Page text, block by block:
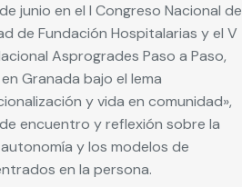
junio en el I Congreso Nacional de
de Fundación Hospitalarias y el V
Asprogrades Paso a Paso,
Granada bajo el lema
y vida en comunidad»,
encuentro y reflexión sobre la
y los modelos de
en la persona.